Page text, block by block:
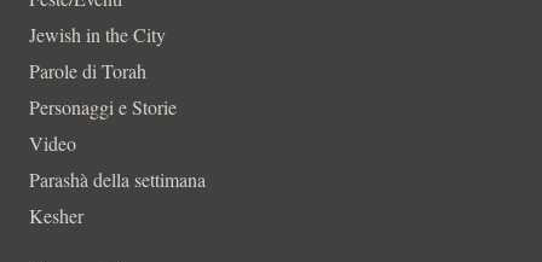
Jewish in the City
Parole di Torah
Personaggi e Storie
Video
Parashà della settimana
Kesher